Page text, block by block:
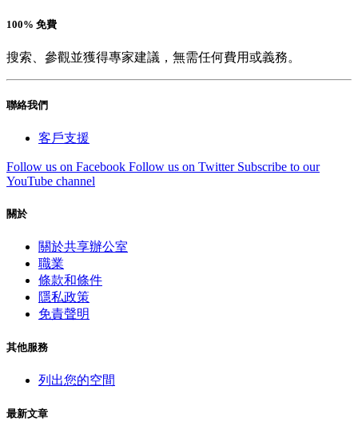
100% 免費
搜索、參觀並獲得專家建議，無需任何費用或義務。
聯絡我們
客戶支援
Follow us on Facebook Follow us on Twitter Subscribe to our
YouTube channel
關於
關於共享辦公室
職業
條款和條件
隱私政策
免責聲明
其他服務
列出您的空間
最新文章